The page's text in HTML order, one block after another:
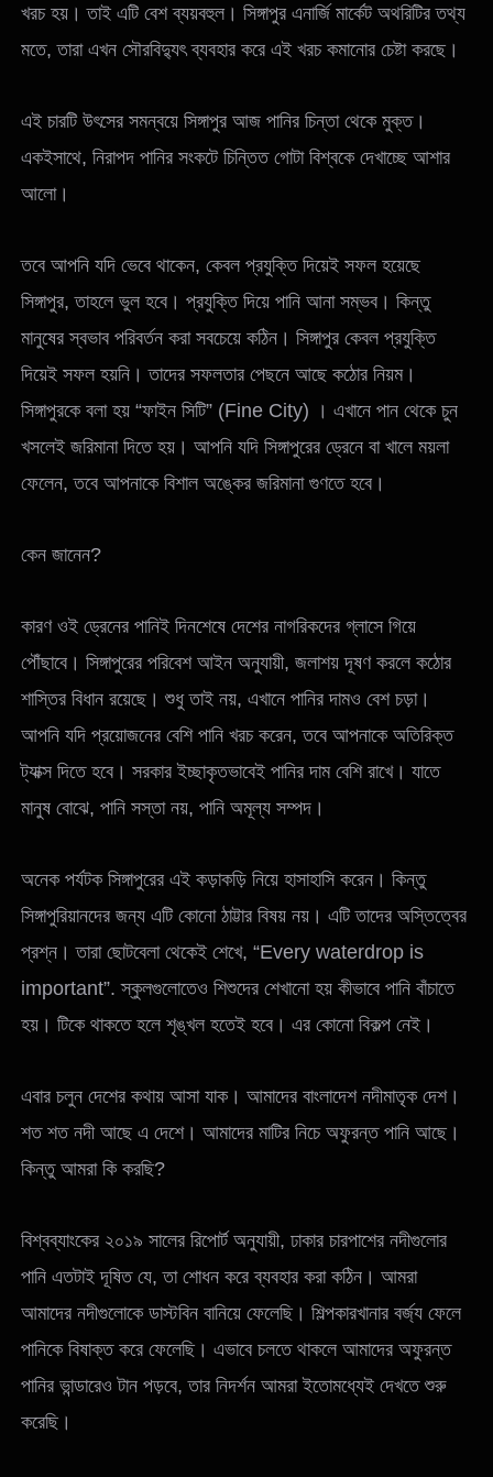
খরচ হয়। তাই এটি বেশ ব্যয়বহুল। সিঙ্গাপুর এনার্জি মার্কেট অথরিটির তথ্য
মতে, তারা এখন সৌরবিদ্যুৎ ব্যবহার করে এই খরচ কমানোর চেষ্টা করছে।
এই চারটি উৎসের সমন্বয়ে সিঙ্গাপুর আজ পানির চিন্তা থেকে মুক্ত।
একইসাথে, নিরাপদ পানির সংকটে চিন্তিত গোটা বিশ্বকে দেখাচ্ছে আশার
আলো।
তবে আপনি যদি ভেবে থাকেন, কেবল প্রযুক্তি দিয়েই সফল হয়েছে
সিঙ্গাপুর, তাহলে ভুল হবে। প্রযুক্তি দিয়ে পানি আনা সম্ভব। কিন্তু
মানুষের স্বভাব পরিবর্তন করা সবচেয়ে কঠিন। সিঙ্গাপুর কেবল প্রযুক্তি
দিয়েই সফল হয়নি। তাদের সফলতার পেছনে আছে কঠোর নিয়ম।
সিঙ্গাপুরকে বলা হয় “ফাইন সিটি” (Fine City) । এখানে পান থেকে চুন
খসলেই জরিমানা দিতে হয়। আপনি যদি সিঙ্গাপুরের ড্রেনে বা খালে ময়লা
ফেলেন, তবে আপনাকে বিশাল অঙ্কের জরিমানা গুণতে হবে।
কেন জানেন?
কারণ ওই ড্রেনের পানিই দিনশেষে দেশের নাগরিকদের গ্লাসে গিয়ে
পৌঁছাবে। সিঙ্গাপুরের পরিবেশ আইন অনুযায়ী, জলাশয় দূষণ করলে কঠোর
শাস্তির বিধান রয়েছে। শুধু তাই নয়, এখানে পানির দামও বেশ চড়া।
আপনি যদি প্রয়োজনের বেশি পানি খরচ করেন, তবে আপনাকে অতিরিক্ত
ট্যাক্স দিতে হবে। সরকার ইচ্ছাকৃতভাবেই পানির দাম বেশি রাখে। যাতে
মানুষ বোঝে, পানি সস্তা নয়, পানি অমূল্য সম্পদ।
অনেক পর্যটক সিঙ্গাপুরের এই কড়াকড়ি নিয়ে হাসাহাসি করেন। কিন্তু
সিঙ্গাপুরিয়ানদের জন্য এটি কোনো ঠাট্টার বিষয় নয়। এটি তাদের অস্তিত্বের
প্রশ্ন। তারা ছোটবেলা থেকেই শেখে, “Every waterdrop is
important”. স্কুলগুলোতেও শিশুদের শেখানো হয় কীভাবে পানি বাঁচাতে
হয়। টিকে থাকতে হলে শৃঙ্খল হতেই হবে। এর কোনো বিকল্প নেই।
এবার চলুন দেশের কথায় আসা যাক। আমাদের বাংলাদেশ নদীমাতৃক দেশ।
শত শত নদী আছে এ দেশে। আমাদের মাটির নিচে অফুরন্ত পানি আছে।
কিন্তু আমরা কি করছি?
বিশ্বব্যাংকের ২০১৯ সালের রিপোর্ট অনুযায়ী, ঢাকার চারপাশের নদীগুলোর
পানি এতটাই দূষিত যে, তা শোধন করে ব্যবহার করা কঠিন। আমরা
আমাদের নদীগুলোকে ডাস্টবিন বানিয়ে ফেলেছি। শিল্পকারখানার বর্জ্য ফেলে
পানিকে বিষাক্ত করে ফেলেছি। এভাবে চলতে থাকলে আমাদের অফুরন্ত
পানির ভান্ডারেও টান পড়বে, তার নিদর্শন আমরা ইতোমধ্যেই দেখতে শুরু
করেছি।